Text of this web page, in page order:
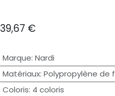
39,67 €
Marque: Nardi
Matériaux: Polypropylène de
Coloris: 4 coloris